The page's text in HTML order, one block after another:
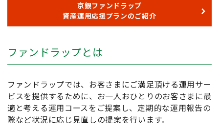
京銀ファンドラップ
資産運用応援プランのご紹介
ファンドラップとは
ファンドラップでは、お客さまにご満足頂ける運用サー
ビスを提供するために、お一人おひとりのお客さまに最
適と考える運用コースをご提案し、定期的な運用報告の
際など状況に応じ見直しの提案を行います。